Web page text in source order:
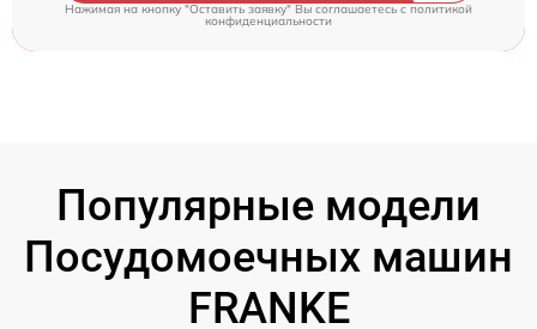
Нажимая на кнопку "Оставить заявку" Вы соглашаетесь c политикой
конфиденциальности
Популярные модели
Посудомоечных машин
FRANKE